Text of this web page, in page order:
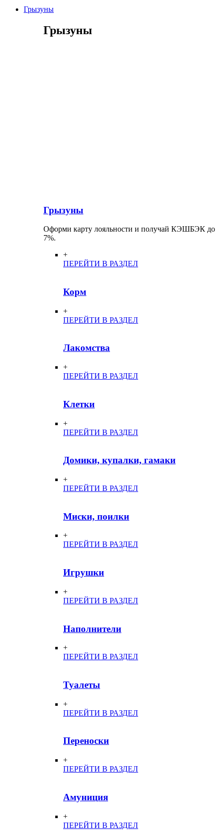
Грызуны
Грызуны
Грызуны
Оформи карту лояльности и получай КЭШБЭК до
7%.
+
ПЕРЕЙТИ В РАЗДЕЛ
Корм
+
ПЕРЕЙТИ В РАЗДЕЛ
Лакомства
+
ПЕРЕЙТИ В РАЗДЕЛ
Клетки
+
ПЕРЕЙТИ В РАЗДЕЛ
Домики, купалки, гамаки
+
ПЕРЕЙТИ В РАЗДЕЛ
Миски, поилки
+
ПЕРЕЙТИ В РАЗДЕЛ
Игрушки
+
ПЕРЕЙТИ В РАЗДЕЛ
Наполнители
+
ПЕРЕЙТИ В РАЗДЕЛ
Туалеты
+
ПЕРЕЙТИ В РАЗДЕЛ
Переноски
+
ПЕРЕЙТИ В РАЗДЕЛ
Амуниция
+
ПЕРЕЙТИ В РАЗДЕЛ